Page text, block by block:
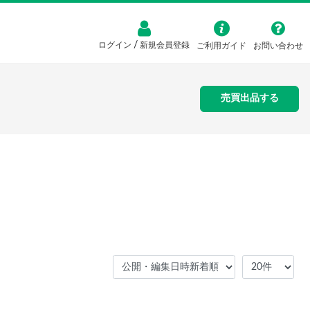
ログイン / 新規会員登録 ご利用ガイド お問い合わせ
売買出品する